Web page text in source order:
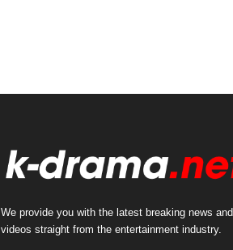
We provide you with the latest breaking news and
videos straight from the entertainment industry.